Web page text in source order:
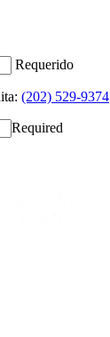
Requerido
(202) 529-9374
Required